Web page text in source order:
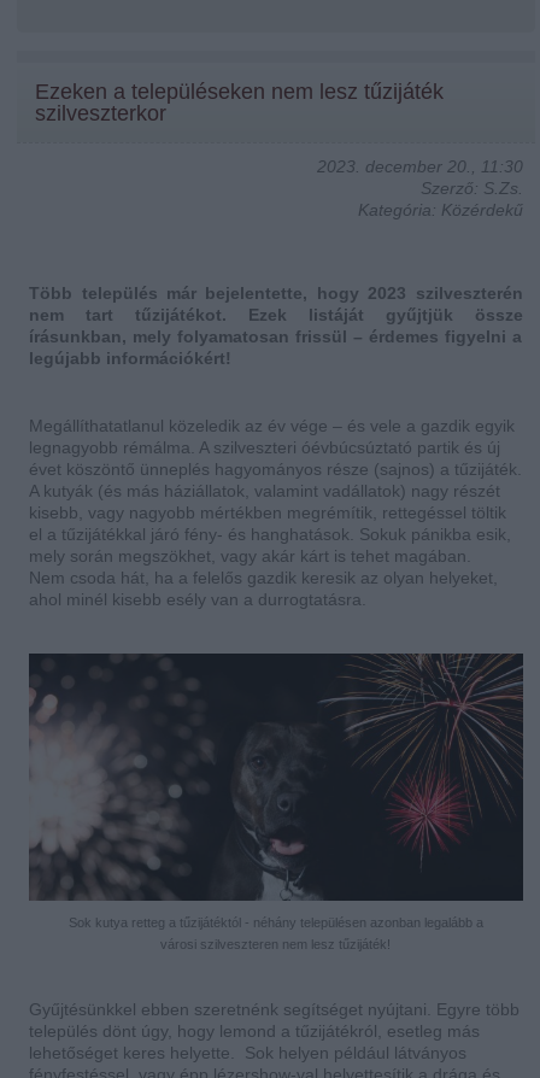
Ezeken a településeken nem lesz tűzijáték
szilveszterkor
2023. december 20., 11:30
Szerző: S.Zs.
Kategória: Közérdekű
Több település már bejelentette, hogy 2023 szilveszterén
nem tart tűzijátékot. Ezek listáját gyűjtjük össze
írásunkban, mely folyamatosan frissül – érdemes figyelni a
legújabb információkért!
Megállíthatatlanul közeledik az év vége – és vele a gazdik egyik
legnagyobb rémálma. A szilveszteri óévbúcsúztató partik és új
évet köszöntő ünneplés hagyományos része (sajnos) a tűzijáték.
A kutyák (és más háziállatok, valamint vadállatok) nagy részét
kisebb, vagy nagyobb mértékben megrémítik, rettegéssel töltik
el a tűzijátékkal járó fény- és hanghatások. Sokuk pánikba esik,
mely során megszökhet, vagy akár kárt is tehet magában.
Nem csoda hát, ha a felelős gazdik keresik az olyan helyeket,
ahol minél kisebb esély van a durrogtatásra.
Sok kutya retteg a tűzijátéktól - néhány településen azonban legalább a
városi szilveszteren nem lesz tűzijáték!
Gyűjtésünkkel ebben szeretnénk segítséget nyújtani. Egyre több
település dönt úgy, hogy lemond a tűzijátékról, esetleg más
lehetőséget keres helyette. Sok helyen például látványos
fényfestéssel, vagy épp lézershow-val helyettesítik a drága és